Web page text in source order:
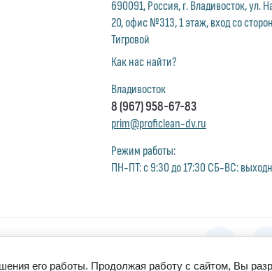
690091, Россия, г. Владивосток, ул.
20, офис №313, 1 этаж, вход со
Тигровой
Как нас найти?
Владивосток
8 (967) 958-67-83
prim@proficlean-dv.ru
Режим работы:
ПН-ПТ: с 9:30 до 17:30 СБ-ВС:
его работы. Продолжая работу с сайтом, Вы